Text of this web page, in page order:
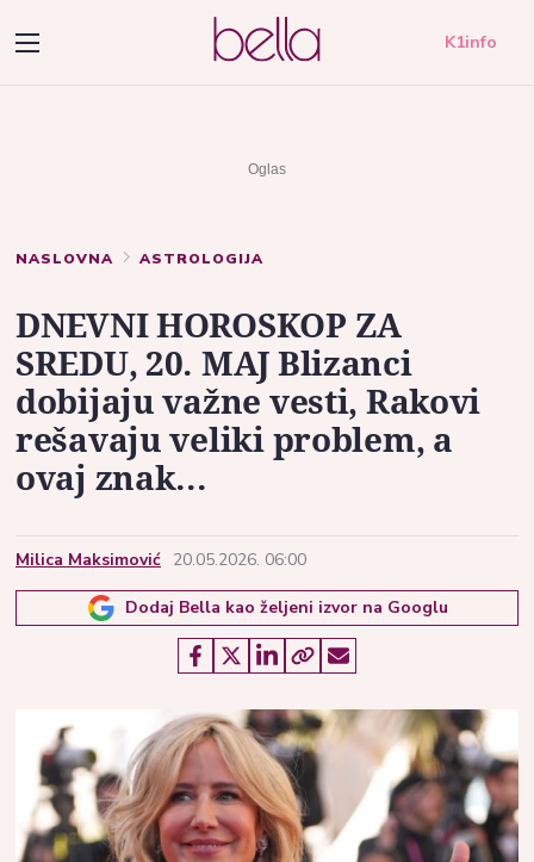
K1info
NASLOVNA ASTROLOGIJA
DNEVNI HOROSKOP ZA
SREDU, 20. MAJ Blizanci
dobijaju važne vesti, Rakovi
rešavaju veliki problem, a
ovaj znak...
Milica Maksimović 20.05.2026. 06:00
Dodaj Bella kao željeni izvor na Googlu